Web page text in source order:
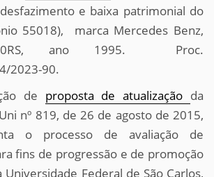
e baixa patrimonial do
55018), marca Mercedes Benz,
ano 1995. Proc.
2023-90.
de proposta de atualização da
nº 819, de 26 de agosto de 2015,
o processo de avaliação de
fins de progressão e de promoção
Universidade Federal de São Carlos,